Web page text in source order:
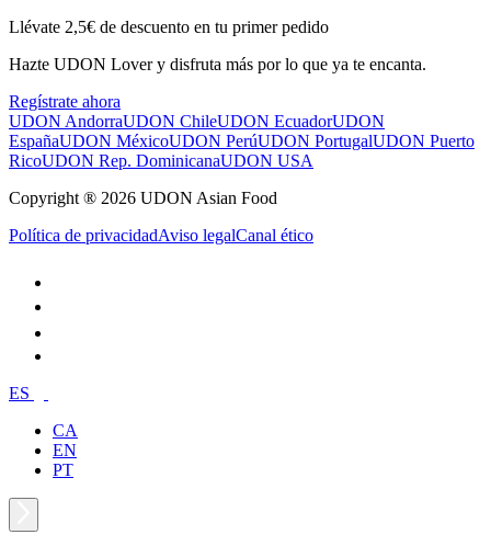
Llévate 2,5€ de descuento en tu primer pedido
Hazte UDON Lover y disfruta más por lo que ya te encanta.
Regístrate ahora
UDON AndorraUDON ChileUDON EcuadorUDON
EspañaUDON MéxicoUDON PerúUDON PortugalUDON Puerto
RicoUDON Rep. DominicanaUDON USA
Copyright ® 2026 UDON Asian Food
Política de privacidadAviso legalCanal ético
ES
CA
EN
PT